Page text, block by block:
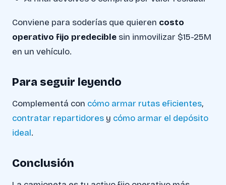
Conviene para soderías que quieren costo
operativo fijo predecible sin inmovilizar $15-25M
en un vehículo.
Para seguir leyendo
Complementá con cómo armar rutas eficientes,
contratar repartidores y cómo armar el depósito
ideal.
Conclusión